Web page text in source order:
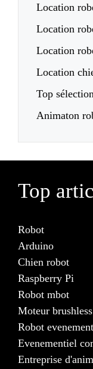
Location
Location
Location
Location
Top
Animaton
Top
Robot
Arduino
Chien robot
Raspberry Pi
Robot mbot
Moteur brushless
Robot
Evenementiel
Entreprise